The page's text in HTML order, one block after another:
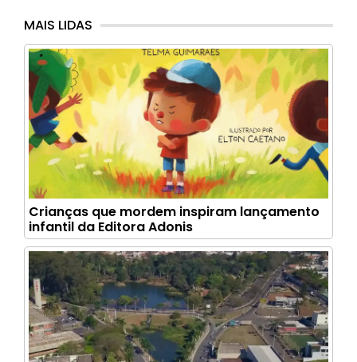
MAIS LIDAS
Crianças que mordem inspiram lançamento
infantil da Editora Adonis